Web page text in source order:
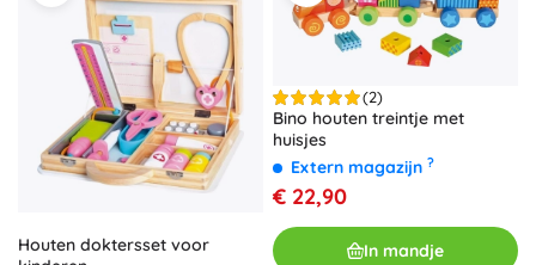
Houten doktersset voor
(2)
Bino houten treintje met
huisjes
Extern magazijn ?
€ 22,90
In mandje